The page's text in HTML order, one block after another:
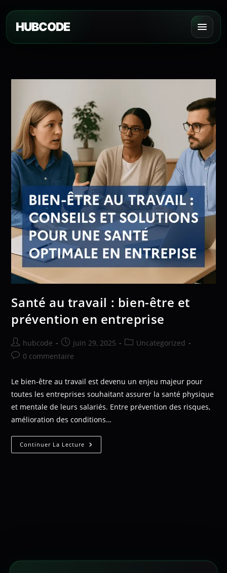
HUBCODE
Santé au travail : bien-être et
prévention en entreprise
hubcode juin 29, 2025
Uncategorized
0 commentaire
Le bien-être au travail est devenu un enjeu majeur pour
toutes les entreprises souhaitant assurer la santé physique
et mentale de leurs salariés. Entre prévention des risques,
amélioration des conditions…
Continuer La Lecture